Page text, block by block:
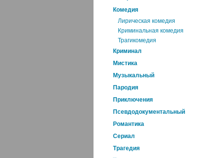
Комедия
Лирическая комедия
Криминальная комедия
Трагикомедия
Криминал
Мистика
Музыкальный
Пародия
Приключения
Псевдодокументальный
Романтика
Cериал
Трагедия